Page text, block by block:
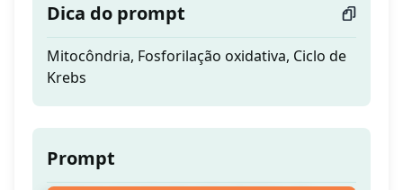
Dica do prompt
Mitocôndria, Fosforilação oxidativa, Ciclo de
Krebs
Prompt